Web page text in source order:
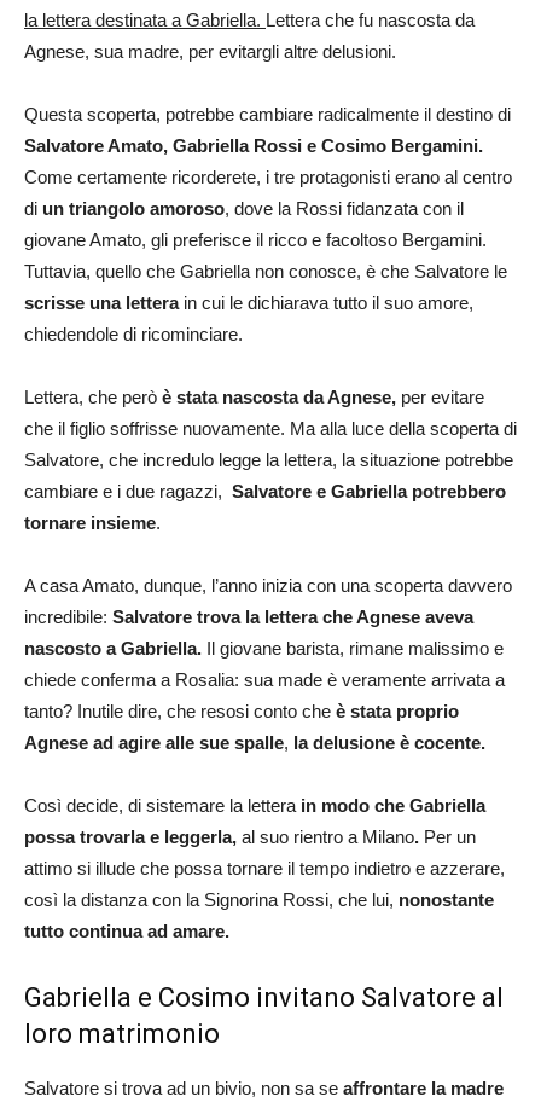
la lettera destinata a Gabriella. Lettera che fu nascosta da
Agnese, sua madre, per evitargli altre delusioni.
Questa scoperta, potrebbe cambiare radicalmente il destino di
Salvatore Amato, Gabriella Rossi e Cosimo Bergamini.
Come certamente ricorderete, i tre protagonisti erano al centro
di un triangolo amoroso, dove la Rossi fidanzata con il
giovane Amato, gli preferisce il ricco e facoltoso Bergamini.
Tuttavia, quello che Gabriella non conosce, è che Salvatore le
scrisse una letterain cui le dichiarava tutto il suo amore,
chiedendole di ricominciare.
Lettera, che però è stata nascosta da Agnese, per evitare
che il figlio soffrisse nuovamente. Ma alla luce della scoperta di
Salvatore, che incredulo legge la lettera, la situazione potrebbe
cambiare e i due ragazzi, Salvatore e Gabriella potrebbero
tornare insieme.
A casa Amato, dunque, l’anno inizia con una scoperta davvero
incredibile: Salvatore trova la lettera che Agnese aveva
nascosto a Gabriella. Il giovane barista, rimane malissimo e
chiede conferma a Rosalia: sua made è veramente arrivata a
tanto? Inutile dire, che resosi conto che è stata proprio
Agnese ad agire alle sue spalle, la delusione è cocente.
Così decide, di sistemare la lettera in modo che Gabriella
possa trovarla e leggerla, al suo rientro a Milano. Per un
attimo si illude che possa tornare il tempo indietro e azzerare,
così la distanza con la Signorina Rossi, che lui, nonostante
tutto continua ad amare.
Gabriella e Cosimo invitano Salvatore al
loro matrimonio
Salvatore si trova ad un bivio, non sa se affrontare la madre